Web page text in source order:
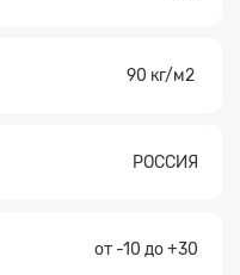
90 кг/м2
РОССИЯ
от -10 до +30